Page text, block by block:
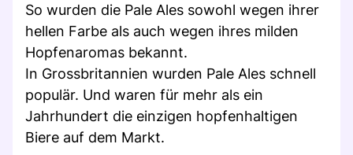
So wurden die Pale Ales sowohl wegen ihrer
hellen Farbe als auch wegen ihres milden
Hopfenaromas bekannt.
In Grossbritannien wurden Pale Ales schnell
populär. Und waren für mehr als ein
Jahrhundert die einzigen hopfenhaltigen
Biere auf dem Markt.